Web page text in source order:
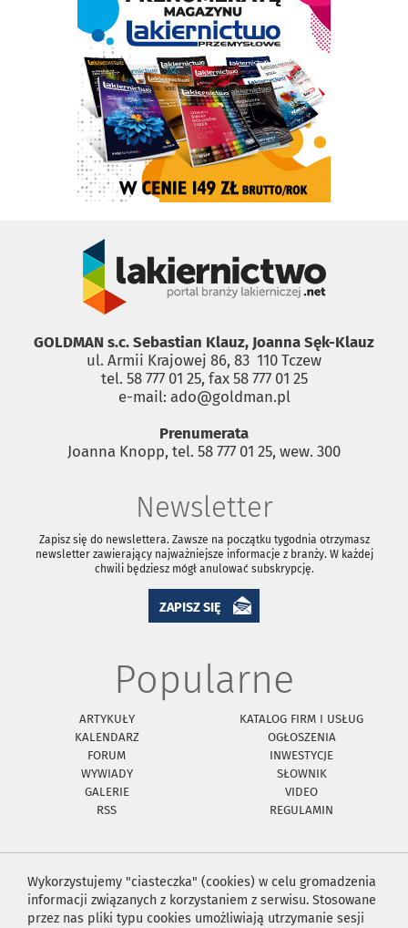
GOLDMAN s.c. Sebastian Klauz, Joanna Sęk-Klauz
ul. Armii Krajowej 86, 83 ­ 110 Tczew
tel. 58 777 01 25, fax 58 777 01 25
e-mail: ado@goldman.pl
Prenumerata
Joanna Knopp, tel. 58 777 01 25, wew. 300
Newsletter
Zapisz się do newslettera. Zawsze na początku tygodnia otrzymasz
newsletter zawierający najważniejsze informacje z branży. W każdej
chwili będziesz mógł anulować subskrypcję.
ZAPISZ SIĘ
Popularne
ARTYKUŁY
KATALOG FIRM I USŁUG
KALENDARZ
OGŁOSZENIA
FORUM
INWESTYCJE
WYWIADY
SŁOWNIK
GALERIE
VIDEO
RSS
REGULAMIN
Wykorzystujemy "ciasteczka" (cookies) w celu gromadzenia
informacji związanych z korzystaniem z serwisu. Stosowane
przez nas pliki typu cookies umożliwiają utrzymanie sesji